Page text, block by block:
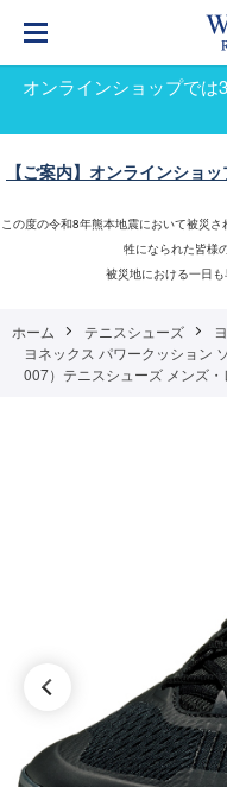
オンラインショップで
【ご案内】オンラインショ
この度の令和8年熊本地震において被災
牲になられた皆様
被災地における一日も
ホーム テニスシューズ
ヨネックス パワークッション
007）テニスシューズ メンズ